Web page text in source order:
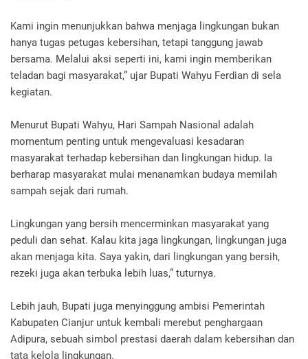
Kami ingin menunjukkan bahwa menjaga lingkungan bukan
hanya tugas petugas kebersihan, tetapi tanggung jawab
bersama. Melalui aksi seperti ini, kami ingin memberikan
teladan bagi masyarakat,” ujar Bupati Wahyu Ferdian di sela
kegiatan.
Menurut Bupati Wahyu, Hari Sampah Nasional adalah
momentum penting untuk mengevaluasi kesadaran
masyarakat terhadap kebersihan dan lingkungan hidup. Ia
berharap masyarakat mulai menanamkan budaya memilah
sampah sejak dari rumah.
Lingkungan yang bersih mencerminkan masyarakat yang
peduli dan sehat. Kalau kita jaga lingkungan, lingkungan juga
akan menjaga kita. Saya yakin, dari lingkungan yang bersih,
rezeki juga akan terbuka lebih luas,” tuturnya.
Lebih jauh, Bupati juga menyinggung ambisi Pemerintah
Kabupaten Cianjur untuk kembali merebut penghargaan
Adipura, sebuah simbol prestasi daerah dalam kebersihan dan
tata kelola lingkungan.